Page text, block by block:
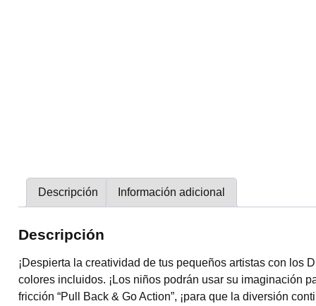
Descripción Información adicional
Descripción
¡Despierta la creatividad de tus pequeños artistas con los
colores incluidos. ¡Los niños podrán usar su imaginación
fricción “Pull Back & Go Action”, ¡para que la diversión